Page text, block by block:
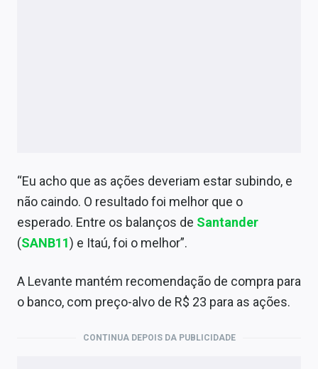
“Eu acho que as ações deveriam estar subindo, e
não caindo. O resultado foi melhor que o
esperado. Entre os balanços de Santander
(SANB11) e Itaú, foi o melhor”.
A Levante mantém recomendação de compra para
o banco, com preço-alvo de R$ 23 para as ações.
CONTINUA DEPOIS DA PUBLICIDADE